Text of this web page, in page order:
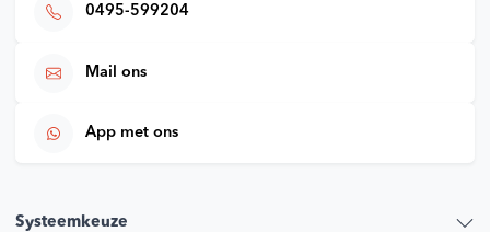
0495-599204
Mail ons
App met ons
Systeemkeuze